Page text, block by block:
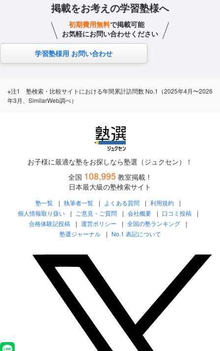
掲載をお考えの学習塾様へ
初期費用無料で掲載可能
お気軽にお問い合わせください
学習塾様用 お問い合わせ
※注1 塾検索・比較サイトにおける年間累計訪問数 No.1（2025年4月〜2026
年3月、SimilarWeb調べ）
お子様に最適な塾をお探しなら塾選（ジュクセン）！
全国 108,995 教室掲載！
日本最大級の塾検索サイト
塾一覧 執筆者一覧 よくある質問
利用規約
個人情報取り扱い
ご意見・ご質問 会社概要
口コミ投稿
合格体験記投稿
運営ポリシー
全国の塾ランキング
塾選ジャーナル
No.1 表記について